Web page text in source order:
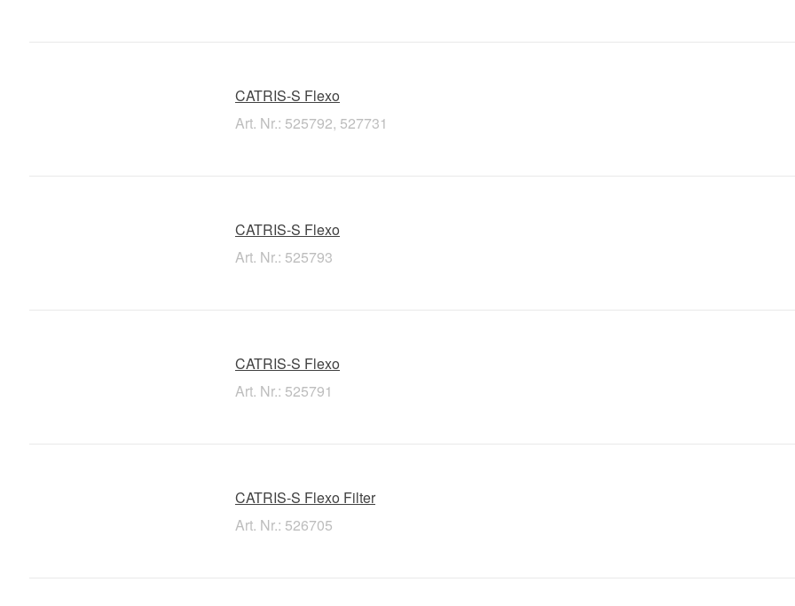
CATRIS-S Flexo
Art. Nr.: 525792, 527731
CATRIS-S Flexo
Art. Nr.: 525793
CATRIS-S Flexo
Art. Nr.: 525791
CATRIS-S Flexo Filter
Art. Nr.: 526705